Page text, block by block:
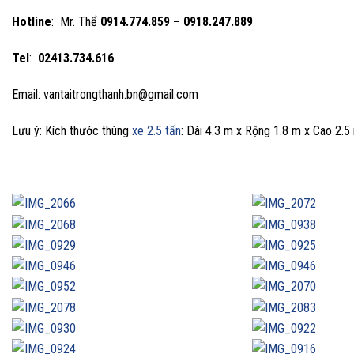
Hotline: Mr. Thể 0914.774.859 – 0918.247.889
Tel: 02413.734.616
Email: vantaitrongthanh.bn@gmail.com
Lưu ý: Kích thước thùng xe 2.5 tấn: Dài 4.3 m x Rộng 1.8 m x Cao 2.5